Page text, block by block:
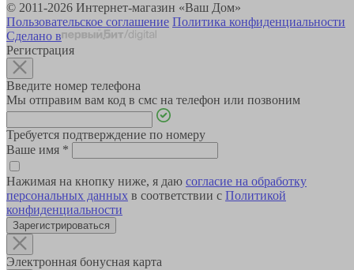
© 2011-2026 Интернет-магазин «Ваш Дом»
Пользовательское соглашение Политика конфиденциальности
Сделано в
Регистрация
Введите номер телефона
Мы отправим вам код в смс на телефон или позвоним
Требуется подтверждение по номеру
Ваше имя *
Нажимая на кнопку ниже, я даю согласие на обработку
персональных данных в соответствии с Политикой
конфиденциальности
Зарегистрироваться
Электронная бонусная карта